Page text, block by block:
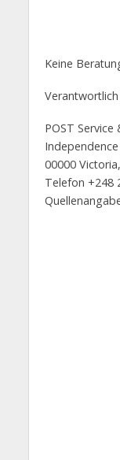
Keine
POST
00000
Telefon +248